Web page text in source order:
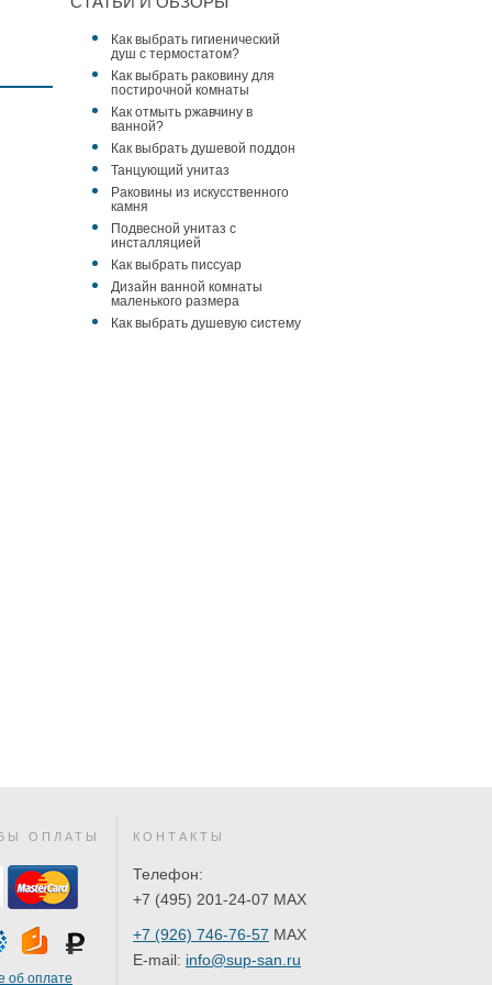
ванны и душа Webert
Alexandra
AL860101015
43 583 ₽
ванны и душа Webert
Alexandra
AL860101010
Как выбрать гигиенический
душ с термостатом?
Как выбрать раковину для
постирочной комнаты
Как отмыть ржавчину в
ванной?
Как выбрать душевой поддон
Танцующий унитаз
Раковины из искусственного
камня
Подвесной унитаз с
инсталляцией
Как выбрать писсуар
Дизайн ванной комнаты
маленького размера
Как выбрать душевую систему
ОПЛАТЫ
об оплате
КОНТАКТЫ
Телефон:
+7 (495) 201-24-07 MAX
+7 (926) 746-76-57 MAX
E-mail: info@sup-san.ru